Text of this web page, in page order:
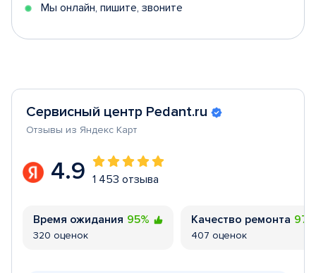
Мы онлайн, пишите, звоните
Сервисный центр Pedant.ru
Отзывы из Яндекс Карт
4.9 1 453 отзыва
Время ожидания 95%
320 оценок
Качество ремонта
407 оценок